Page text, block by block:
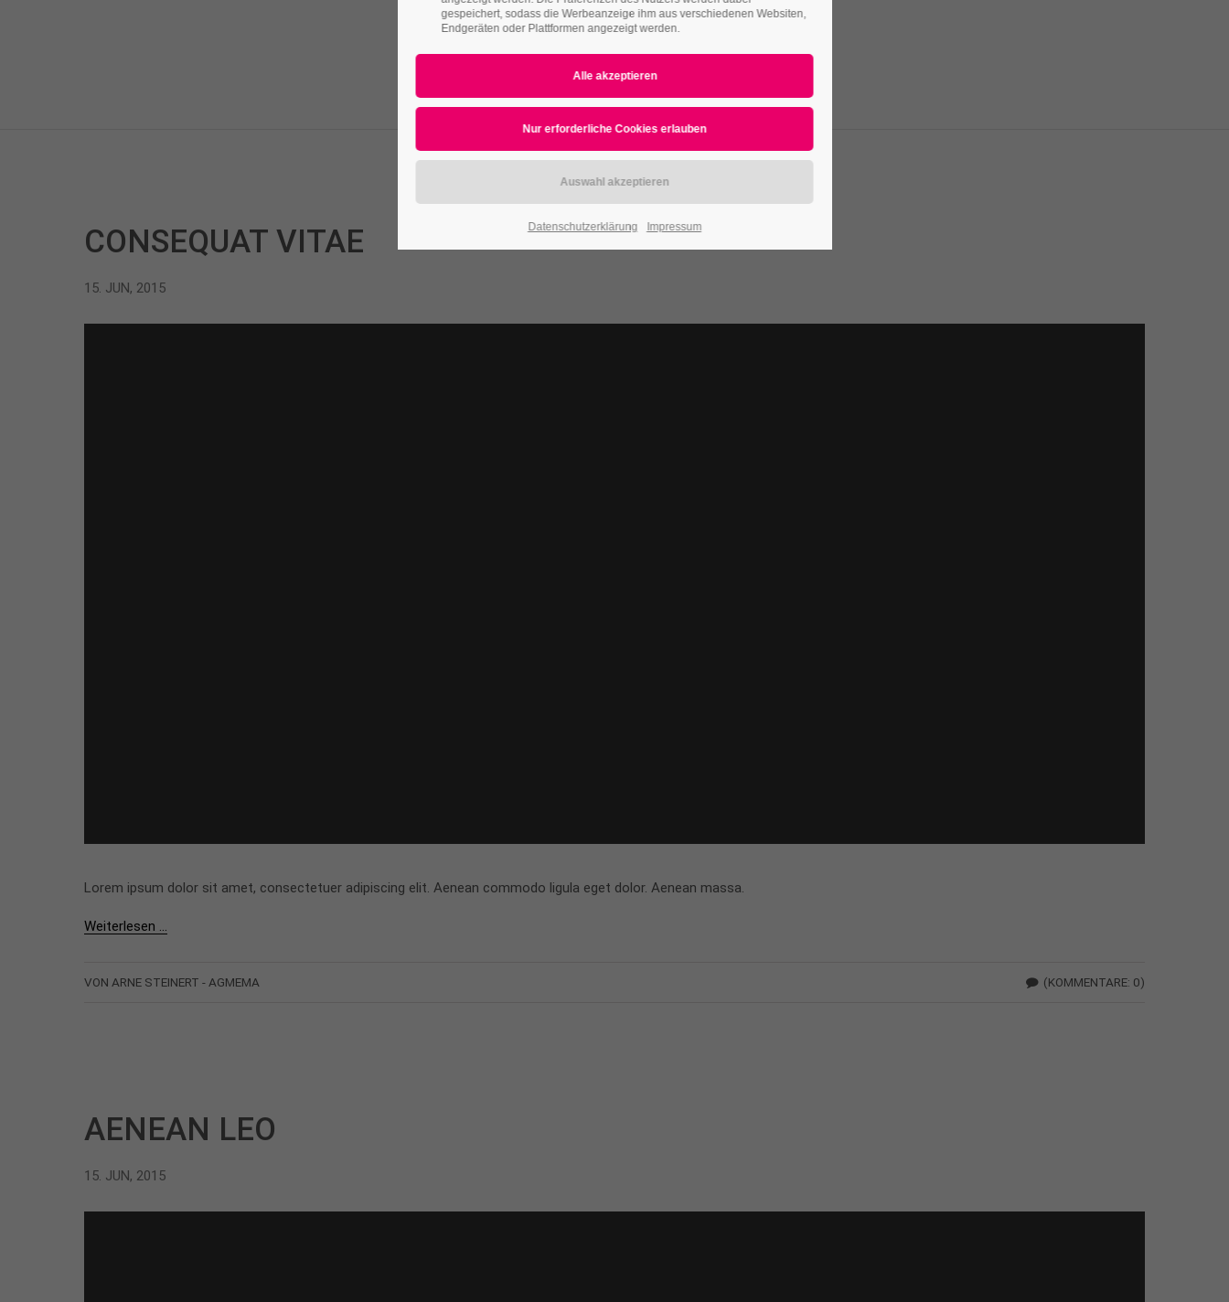
CONSEQUAT VITAE
15. JUN, 2015
Lorem ipsum dolor sit amet, consectetuer adipiscing elit. Aenean commodo ligula eget dolor. Aenean massa.
Weiterlesen …
VON ARNE STEINERT - AGMEMA (KOMMENTARE: 0)
AENEAN LEO
15. JUN, 2015
gespeichert, sodass die Werbeanzeige ihm aus verschiedenen Websiten,
Endgeräten oder Plattformen angezeigt werden.
Datenschutzerklärung Impressum